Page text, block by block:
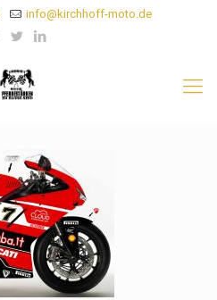
info@kirchhoff-moto.de